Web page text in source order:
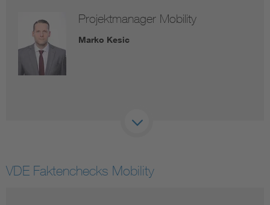
Projektmanager Mobility
Marko Kesic
VDE Faktenchecks Mobility